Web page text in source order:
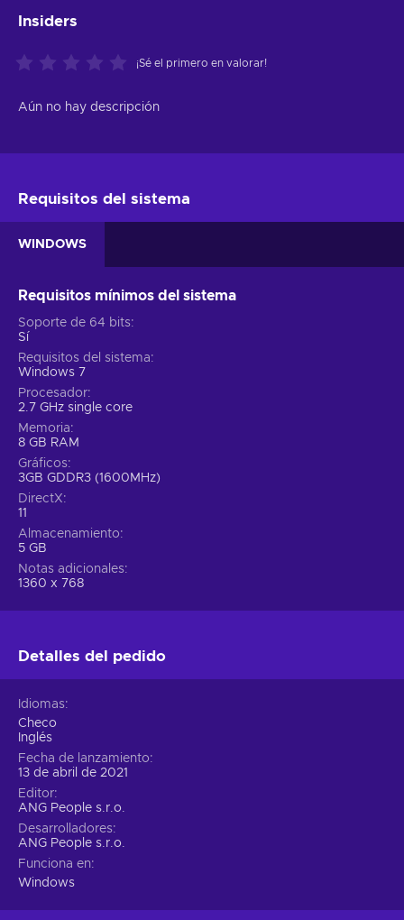
Insiders
¡Sé el primero en valorar!
Aún no hay descripción
Requisitos del sistema
WINDOWS
Requisitos mínimos del sistema
Soporte de 64 bits
Sí
Requisitos del sistema
Windows 7
Procesador
2.7 GHz single core
Memoria
8 GB RAM
Gráficos
3GB GDDR3 (1600MHz)
DirectX
11
Almacenamiento
5 GB
Notas adicionales
1360 x 768
Detalles del pedido
Idiomas
Checo
Inglés
Fecha de lanzamiento
13 de abril de 2021
Editor
ANG People s.r.o.
Desarrolladores
ANG People s.r.o.
Funciona en
Windows